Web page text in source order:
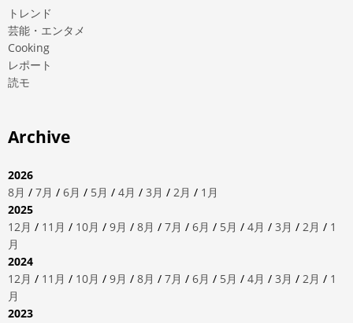
トレンド
芸能・エンタメ
Cooking
レポート
読モ
Archive
2026
8月 / 7月 / 6月 / 5月 / 4月 / 3月 / 2月 / 1月
2025
12月 / 11月 / 10月 / 9月 / 8月 / 7月 / 6月 / 5月 / 4月 / 3月 / 2月 / 1
月
2024
12月 / 11月 / 10月 / 9月 / 8月 / 7月 / 6月 / 5月 / 4月 / 3月 / 2月 / 1
月
2023